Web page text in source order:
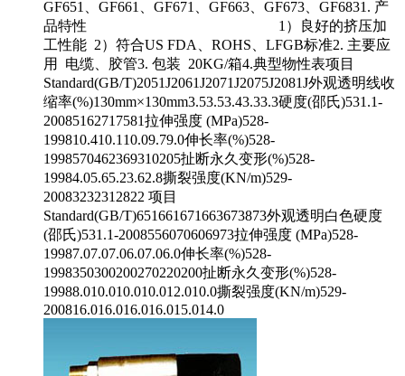
GF651、GF661、GF671、GF663、GF673、GF6831. 产
品特性 1）良好的挤压加
工性能 2）符合US FDA、ROHS、LFGB标准2. 主要应
用 电缆、胶管3. 包装 20KG/箱4.典型物性表项目
Standard(GB/T)2051J2061J2071J2075J2081J外观透明线收
缩率(%)130mm×130mm3.53.53.43.33.3硬度(邵氏)531.1-
20085162717581拉伸强度 (MPa)528-
199810.410.110.09.79.0伸长率(%)528-
1998570462369310205扯断永久变形(%)528-
19984.05.65.23.62.8撕裂强度(KN/m)529-
20083232312822 项目
Standard(GB/T)651661671663673873外观透明白色硬度
(邵氏)531.1-2008556070606973拉伸强度 (MPa)528-
19987.07.07.06.07.06.0伸长率(%)528-
1998350300200270220200扯断永久变形(%)528-
19988.010.010.010.012.010.0撕裂强度(KN/m)529-
200816.016.016.016.015.014.0